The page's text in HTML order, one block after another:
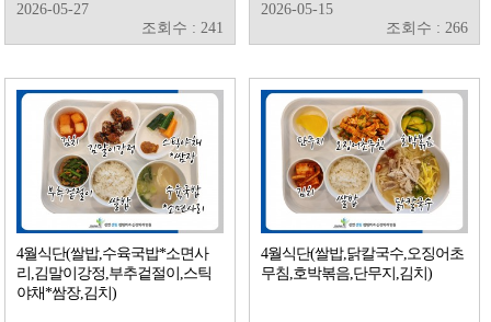
2026-05-27
조회수 : 241
2026-05-15
조회수 : 266
4월식단(쌀밥,수육국밥*소면사
리,김말이강정,부추겉절이,스틱
야채*쌈장,김치)
4월식단(쌀밥,닭칼국수,오징어초
무침,호박볶음,단무지,김치)